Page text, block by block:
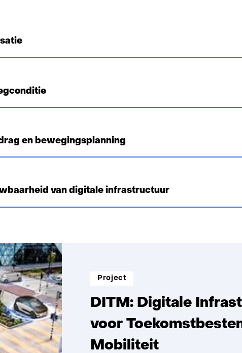
en bewegingsplanning
van digitale infrastructuur
DITM: Digitale
voor
Mobiliteit
Project